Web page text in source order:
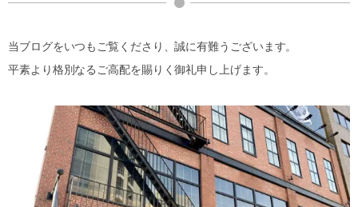
当ブログをいつもご覧くださり、誠に有難うございます。
平素より格別なるご高配を賜りく御礼申し上げます。